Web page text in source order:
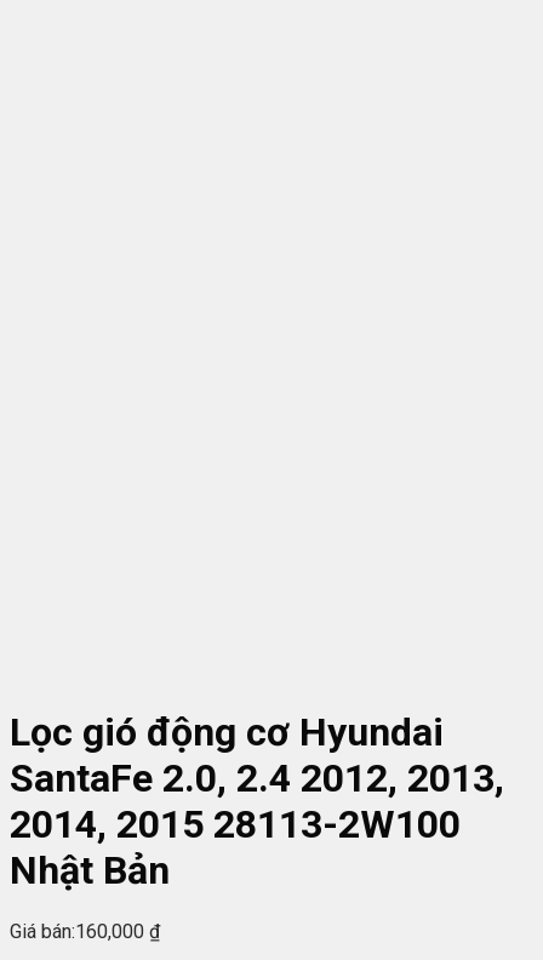
Lọc gió động cơ Hyundai
SantaFe 2.0, 2.4 2012, 2013,
2014, 2015 28113-2W100
Nhật Bản
Giá bán:160,000 ₫